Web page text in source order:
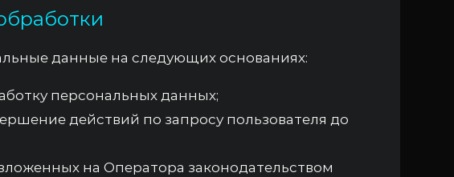
данные на следующих основаниях:
персональных данных;
действий по запросу пользователя до
на Оператора законодательством